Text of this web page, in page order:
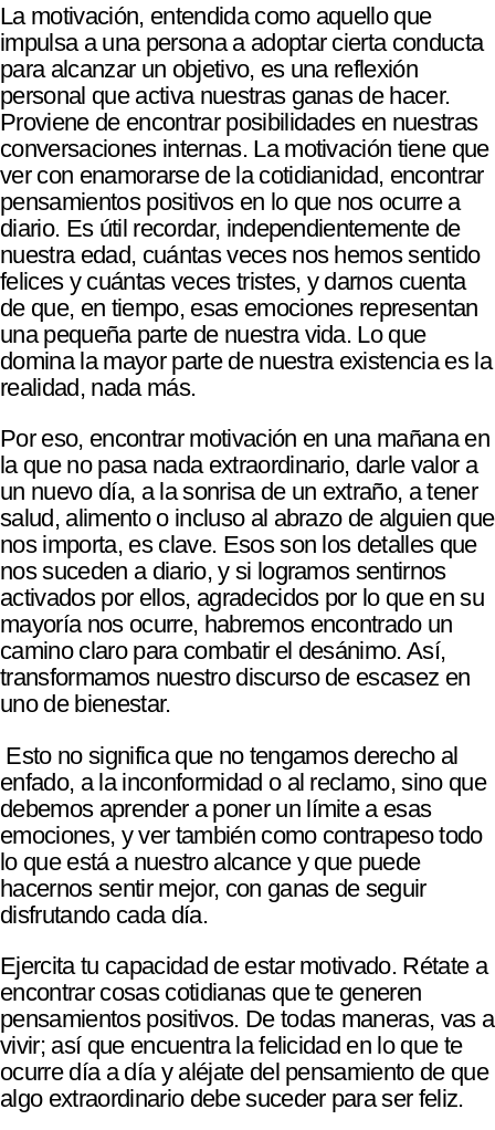
La motivación, entendida como aquello que
impulsa a una persona a adoptar cierta conducta
para alcanzar un objetivo, es una reflexión
personal que activa nuestras ganas de hacer.
Proviene de encontrar posibilidades en nuestras
conversaciones internas. La motivación tiene que
ver con enamorarse de la cotidianidad, encontrar
pensamientos positivos en lo que nos ocurre a
diario. Es útil recordar, independientemente de
nuestra edad, cuántas veces nos hemos sentido
felices y cuántas veces tristes, y darnos cuenta
de que, en tiempo, esas emociones representan
una pequeña parte de nuestra vida. Lo que
domina la mayor parte de nuestra existencia es la
realidad, nada más.
Por eso, encontrar motivación en una mañana en
la que no pasa nada extraordinario, darle valor a
un nuevo día, a la sonrisa de un extraño, a tener
salud, alimento o incluso al abrazo de alguien que
nos importa, es clave. Esos son los detalles que
nos suceden a diario, y si logramos sentirnos
activados por ellos, agradecidos por lo que en su
mayoría nos ocurre, habremos encontrado un
camino claro para combatir el desánimo. Así,
transformamos nuestro discurso de escasez en
uno de bienestar.
Esto no significa que no tengamos derecho al
enfado, a la inconformidad o al reclamo, sino que
debemos aprender a poner un límite a esas
emociones, y ver también como contrapeso todo
lo que está a nuestro alcance y que puede
hacernos sentir mejor, con ganas de seguir
disfrutando cada día.
Ejercita tu capacidad de estar motivado. Rétate a
encontrar cosas cotidianas que te generen
pensamientos positivos. De todas maneras, vas a
vivir; así que encuentra la felicidad en lo que te
ocurre día a día y aléjate del pensamiento de que
algo extraordinario debe suceder para ser feliz.